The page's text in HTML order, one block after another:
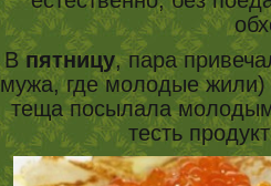
Впятницу, пара
мужа, где молодые жили)
теща посылала молодым
тесть